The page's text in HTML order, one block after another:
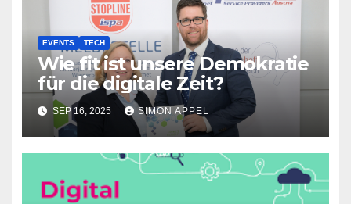
EVENTS TECH
Wie fit ist unsere Demokratie
für die digitale Zeit?
SEP 16, 2025 SIMON APPEL